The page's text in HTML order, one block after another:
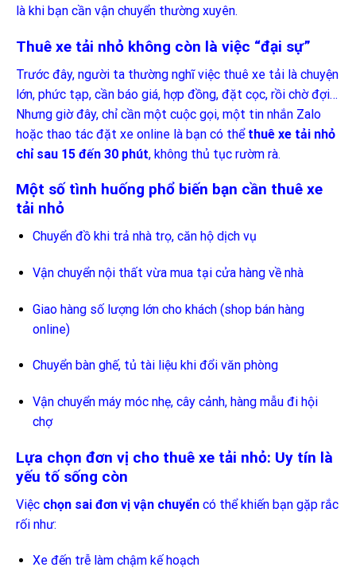
là khi bạn cần vận chuyển thường xuyên.
Thuê xe tải nhỏ không còn là việc “đại sự”
Trước đây, người ta thường nghĩ việc thuê xe tải là chuyện
lớn, phức tạp, cần báo giá, hợp đồng, đặt cọc, rồi chờ đợi…
Nhưng giờ đây, chỉ cần một cuộc gọi, một tin nhắn Zalo
hoặc thao tác đặt xe online là bạn có thể thuê xe tải nhỏ
chỉ sau 15 đến 30 phút, không thủ tục rườm rà.
Một số tình huống phổ biến bạn cần thuê xe
tải nhỏ
Chuyển đồ khi trả nhà trọ, căn hộ dịch vụ
Vận chuyển nội thất vừa mua tại cửa hàng về nhà
Giao hàng số lượng lớn cho khách (shop bán hàng
online)
Chuyển bàn ghế, tủ tài liệu khi đổi văn phòng
Vận chuyển máy móc nhẹ, cây cảnh, hàng mẫu đi hội
chợ
Lựa chọn đơn vị cho thuê xe tải nhỏ: Uy tín là
yếu tố sống còn
Việc chọn sai đơn vị vận chuyển có thể khiến bạn gặp rắc
rối như:
Xe đến trễ làm chậm kế hoạch